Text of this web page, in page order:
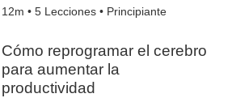
12m •5 Lecciones • Principiante
Cómo reprogramar el cerebro
para aumentar la
productividad